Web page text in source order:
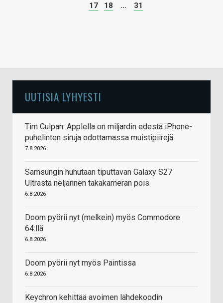
17
18 ... 31
UUTISIA LYHYESTI
Tim Culpan: Applella on miljardin edestä iPhone-
puhelinten siruja odottamassa muistipiirejä
7.8.2026
Samsungin huhutaan tiputtavan Galaxy S27
Ultrasta neljännen takakameran pois
6.8.2026
Doom pyörii nyt (melkein) myös Commodore
64:llä
6.8.2026
Doom pyörii nyt myös Paintissa
6.8.2026
Keychron kehittää avoimen lähdekoodin